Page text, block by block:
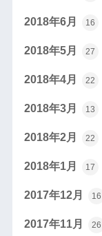
2018年6月 16
2018年5月 27
2018年4月 22
2018年3月 13
2018年2月 22
2018年1月 17
2017年12月 16
2017年11月 26